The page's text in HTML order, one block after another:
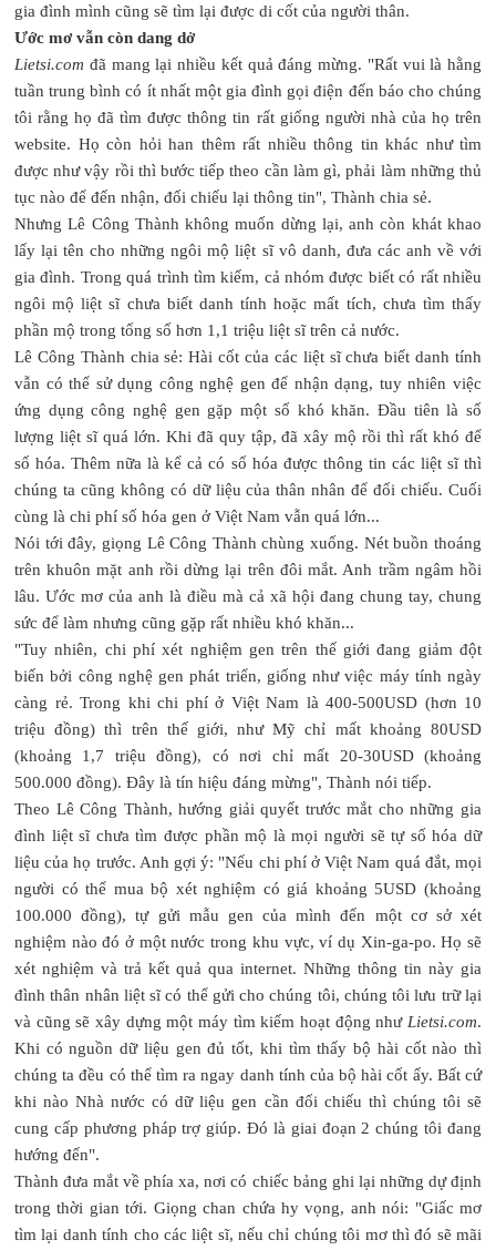
gia đình mình cũng sẽ tìm lại được di cốt của người thân.
Ước mơ vẫn còn dang dở
Lietsi.com đã mang lại nhiều kết quả đáng mừng. "Rất vui là hằng
tuần trung bình có ít nhất một gia đình gọi điện đến báo cho chúng
tôi rằng họ đã tìm được thông tin rất giống người nhà của họ trên
website. Họ còn hỏi han thêm rất nhiều thông tin khác như tìm
được như vậy rồi thì bước tiếp theo cần làm gì, phải làm những thủ
tục nào để đến nhận, đối chiếu lại thông tin", Thành chia sẻ.
Nhưng Lê Công Thành không muốn dừng lại, anh còn khát khao
lấy lại tên cho những ngôi mộ liệt sĩ vô danh, đưa các anh về với
gia đình. Trong quá trình tìm kiếm, cả nhóm được biết có rất nhiều
ngôi mộ liệt sĩ chưa biết danh tính hoặc mất tích, chưa tìm thấy
phần mộ trong tổng số hơn 1,1 triệu liệt sĩ trên cả nước.
Lê Công Thành chia sẻ: Hài cốt của các liệt sĩ chưa biết danh tính
vẫn có thể sử dụng công nghệ gen để nhận dạng, tuy nhiên việc
ứng dụng công nghệ gen gặp một số khó khăn. Đầu tiên là số
lượng liệt sĩ quá lớn. Khi đã quy tập, đã xây mộ rồi thì rất khó để
số hóa. Thêm nữa là kể cả có số hóa được thông tin các liệt sĩ thì
chúng ta cũng không có dữ liệu của thân nhân để đối chiếu. Cuối
cùng là chi phí số hóa gen ở Việt Nam vẫn quá lớn...
Nói tới đây, giọng Lê Công Thành chùng xuống. Nét buồn thoáng
trên khuôn mặt anh rồi dừng lại trên đôi mắt. Anh trầm ngâm hồi
lâu. Ước mơ của anh là điều mà cả xã hội đang chung tay, chung
sức để làm nhưng cũng gặp rất nhiều khó khăn...
"Tuy nhiên, chi phí xét nghiệm gen trên thế giới đang giảm đột
biến bởi công nghệ gen phát triển, giống như việc máy tính ngày
càng rẻ. Trong khi chi phí ở Việt Nam là 400-500USD (hơn 10
triệu đồng) thì trên thế giới, như Mỹ chỉ mất khoảng 80USD
(khoảng 1,7 triệu đồng), có nơi chỉ mất 20-30USD (khoảng
500.000 đồng). Đây là tín hiệu đáng mừng", Thành nói tiếp.
Theo Lê Công Thành, hướng giải quyết trước mắt cho những gia
đình liệt sĩ chưa tìm được phần mộ là mọi người sẽ tự số hóa dữ
liệu của họ trước. Anh gợi ý: "Nếu chi phí ở Việt Nam quá đắt, mọi
người có thể mua bộ xét nghiệm có giá khoảng 5USD (khoảng
100.000 đồng), tự gửi mẫu gen của mình đến một cơ sở xét
nghiệm nào đó ở một nước trong khu vực, ví dụ Xin-ga-po. Họ sẽ
xét nghiệm và trả kết quả qua internet. Những thông tin này gia
đình thân nhân liệt sĩ có thể gửi cho chúng tôi, chúng tôi lưu trữ lại
và cũng sẽ xây dựng một máy tìm kiếm hoạt động như Lietsi.com.
Khi có nguồn dữ liệu gen đủ tốt, khi tìm thấy bộ hài cốt nào thì
chúng ta đều có thể tìm ra ngay danh tính của bộ hài cốt ấy. Bất cứ
khi nào Nhà nước có dữ liệu gen cần đối chiếu thì chúng tôi sẽ
cung cấp phương pháp trợ giúp. Đó là giai đoạn 2 chúng tôi đang
hướng đến".
Thành đưa mắt về phía xa, nơi có chiếc bảng ghi lại những dự định
trong thời gian tới. Giọng chan chứa hy vọng, anh nói: "Giấc mơ
tìm lại danh tính cho các liệt sĩ, nếu chỉ chúng tôi mơ thì đó sẽ mãi